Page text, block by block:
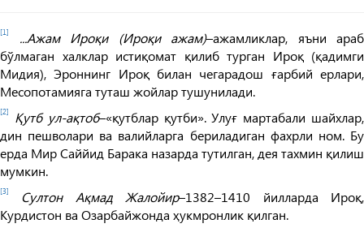
[1] ...Ажам Ироқи (Ироқи ажам)–ажамликлар, яъни араб
бўлмаган халклар истиқомат қилиб турган Ироқ (қадимги
Мидия), Эроннинг Ироқ билан чегарадош ғарбий ерлари,
Месопотамияга туташ жойлар тушунилади.
[2] Қутб ул-ақтоб–«қутблар қутби». Улуғ мартабали шайхлар,
дин пешволари ва валийларга бериладиган фахрли ном. Бу
ерда Мир Саййид Барака назарда тутилган, дея тахмин қилиш
мумкин.
[3] Султон Ақмад Жалойир–1382–1410 йилларда Ироқ,
Курдистон ва Озарбайжонда ҳукмронлик қилган.